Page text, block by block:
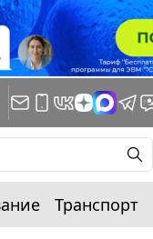
Транспорт